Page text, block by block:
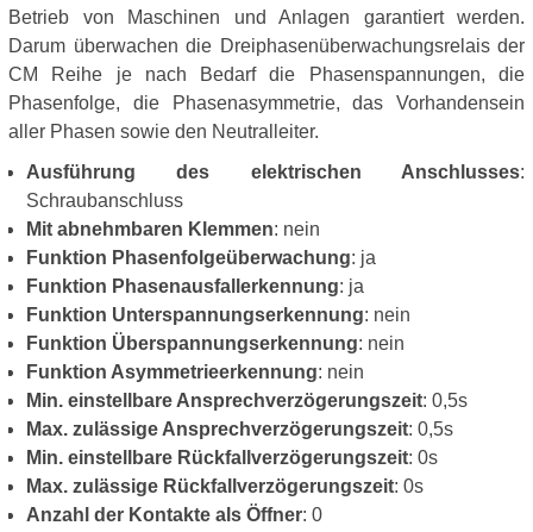
Betrieb von Maschinen und Anlagen garantiert werden.
Darum überwachen die Dreiphasenüberwachungsrelais der
CM Reihe je nach Bedarf die Phasenspannungen, die
Phasenfolge, die Phasenasymmetrie, das Vorhandensein
aller Phasen sowie den Neutralleiter.
Ausführung des elektrischen Anschlusses:
Schraubanschluss
Mit abnehmbaren Klemmen: nein
Funktion Phasenfolgeüberwachung: ja
Funktion Phasenausfallerkennung: ja
Funktion Unterspannungserkennung: nein
Funktion Überspannungserkennung: nein
Funktion Asymmetrieerkennung: nein
Min. einstellbare Ansprechverzögerungszeit: 0,5s
Max. zulässige Ansprechverzögerungszeit: 0,5s
Min. einstellbare Rückfallverzögerungszeit: 0s
Max. zulässige Rückfallverzögerungszeit: 0s
Anzahl der Kontakte als Öffner: 0